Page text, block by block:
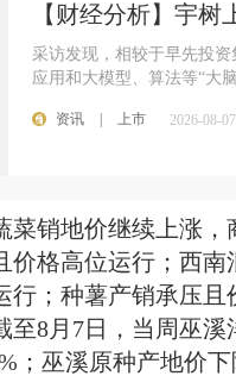
【财经分析】宇
采访发现，相较于早先投
应用和大模型、算法等“大
资讯 上市 2026-08-
菜销地价继续上涨
价格高位运行；西
行；种薯产销承压
8月7日，当周巫
；巫溪原种产地价